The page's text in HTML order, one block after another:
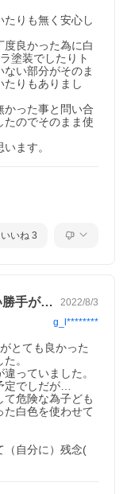
りも無く安心し
良かった為に白
塗装でしたりト
い部分がそのま
たりもありまし
かった事と問い合
たのでそのまま使
ます。
いいね 3
勝手が… 2022/8/3
g_l********
とても良かった
。
っていました。
定でしだが…
危険な為子ども
白色を使わせて
（自分に）残念(